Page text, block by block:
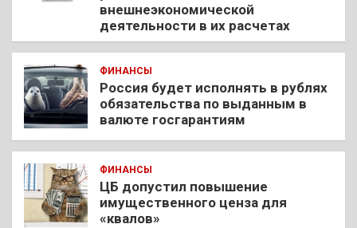
внешнеэкономической
деятельности в их расчетах
ФИНАНСЫ
Россия будет исполнять в рублях
обязательства по выданным в
валюте госгарантиям
ФИНАНСЫ
ЦБ допустил повышение
имущественного ценза для
«квалов»